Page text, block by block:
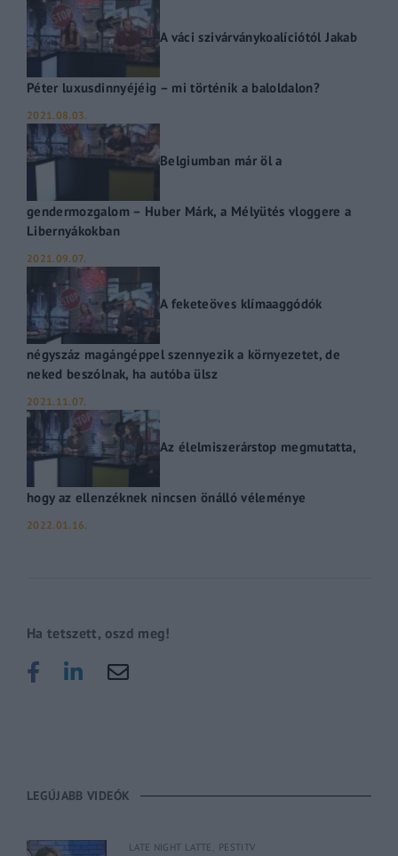
A váci szivárványkoalíciótól Jakab
Péter luxusdinnyéjéig – mi történik a baloldalon?
2021.08.03.
Belgiumban már öl a
gendermozgalom – Huber Márk, a Mélyütés vloggere a
Libernyákokban
2021.09.07.
A feketeöves klímaaggódók
négyszáz magángéppel szennyezik a környezetet, de
neked beszólnak, ha autóba ülsz
2021.11.07.
Az élelmiszerárstop megmutatta,
hogy az ellenzéknek nincsen önálló véleménye
2022.01.16.
Ha tetszett, oszd meg!
LEGÚJABB VIDEÓK
LATE NIGHT LATTE PESTITV